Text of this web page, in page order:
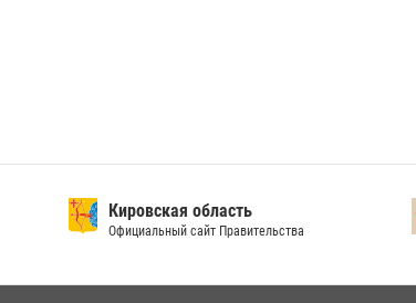
Кировская область
Официальный сайт Правительства